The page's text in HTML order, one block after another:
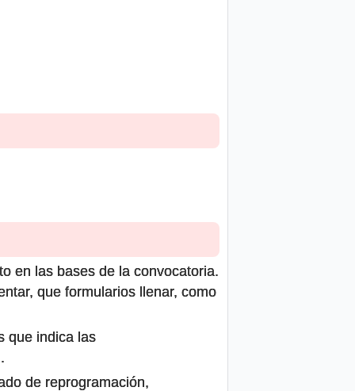
en las bases de la convocatoria.
que formularios llenar, como
que indica las
de reprogramación,